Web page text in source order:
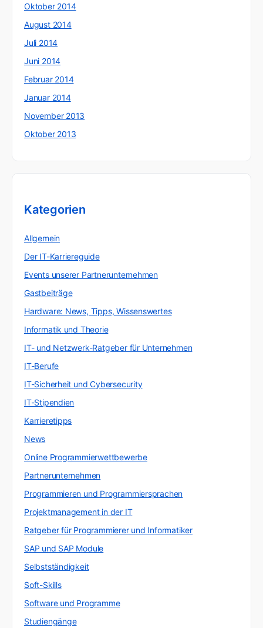
Oktober 2014
August 2014
Juli 2014
Juni 2014
Februar 2014
Januar 2014
November 2013
Oktober 2013
Kategorien
Allgemein
Der IT-Karriereguide
Events unserer Partnerunternehmen
Gastbeiträge
Hardware: News, Tipps, Wissenswertes
Informatik und Theorie
IT- und Netzwerk-Ratgeber für Unternehmen
IT-Berufe
IT-Sicherheit und Cybersecurity
IT-Stipendien
Karrieretipps
News
Online Programmierwettbewerbe
Partnerunternehmen
Programmieren und Programmiersprachen
Projektmanagement in der IT
Ratgeber für Programmierer und Informatiker
SAP und SAP Module
Selbstständigkeit
Soft-Skills
Software und Programme
Studiengänge